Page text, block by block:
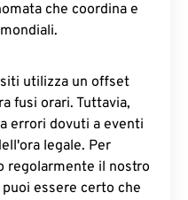
che coordina e
utilizza un offset
fusi orari. Tuttavia,
errori dovuti a eventi
legale. Per
regolarmente il nostro
essere certo che